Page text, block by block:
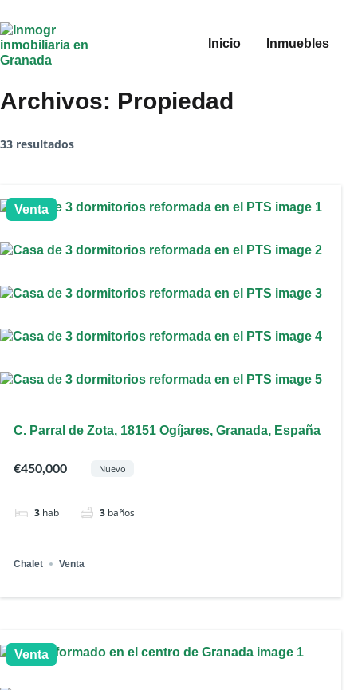
Inicio Inmuebles
Archivos: Propiedad
33 resultados
Venta
C. Parral de Zota, 18151 Ogíjares, Granada, España
€450,000 Nuevo
3 hab 3 baños
Chalet Venta
Venta